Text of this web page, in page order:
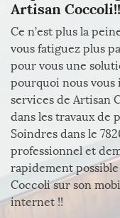
Artisan
Ce n’est plus la
vous fatiguez plus
pour vous une
pourquoi nous vous
services de Artisan
dans les travaux de
Soindres dans le
professionnel et
rapidement
Coccoli sur son
internet !!